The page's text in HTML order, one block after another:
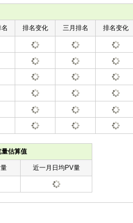
排名变化 三月排名 排名变化
估算值
近一月日均PV量